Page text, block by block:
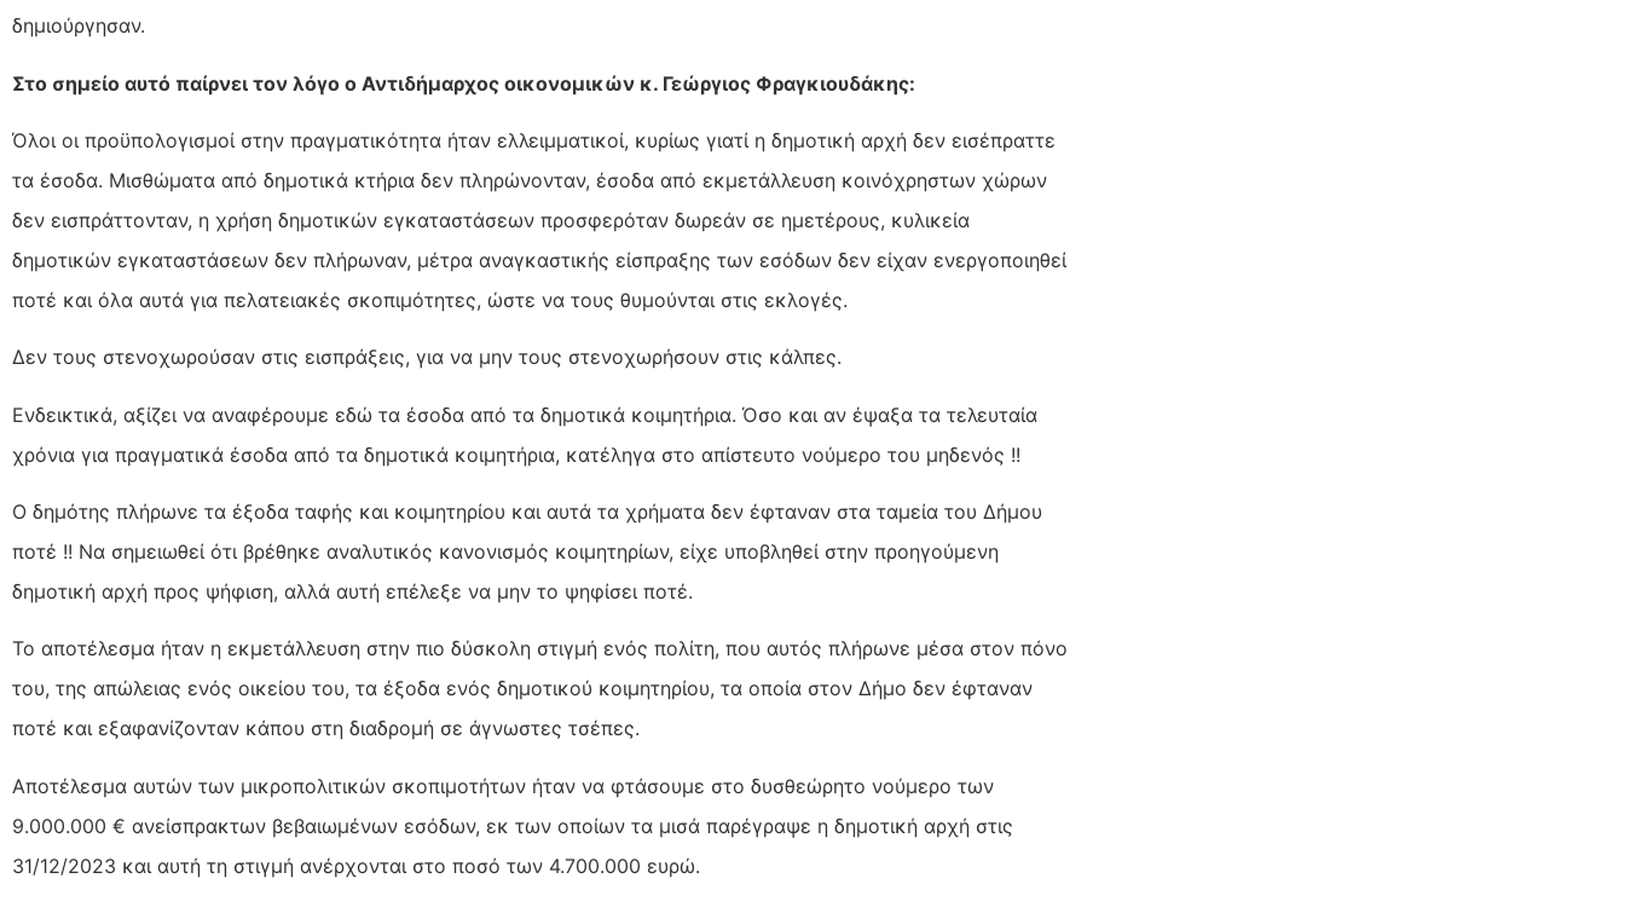
δημιούργησαν.
Στο σημείο αυτό παίρνει τον λόγο ο Αντιδήμαρχος οικονομικών κ. Γεώργιος Φραγκιουδάκης:
Όλοι οι προϋπολογισμοί στην πραγματικότητα ήταν ελλειμματικοί, κυρίως γιατί η δημοτική αρχή δεν εισέπραττε
τα έσοδα. Μισθώματα από δημοτικά κτήρια δεν πληρώνονταν, έσοδα από εκμετάλλευση κοινόχρηστων χώρων
δεν εισπράττονταν, η χρήση δημοτικών εγκαταστάσεων προσφερόταν δωρεάν σε ημετέρους, κυλικεία
δημοτικών εγκαταστάσεων δεν πλήρωναν, μέτρα αναγκαστικής είσπραξης των εσόδων δεν είχαν ενεργοποιηθεί
ποτέ και όλα αυτά για πελατειακές σκοπιμότητες, ώστε να τους θυμούνται στις εκλογές.
Δεν τους στενοχωρούσαν στις εισπράξεις, για να μην τους στενοχωρήσουν στις κάλπες.
Ενδεικτικά, αξίζει να αναφέρουμε εδώ τα έσοδα από τα δημοτικά κοιμητήρια. Όσο και αν έψαξα τα τελευταία
χρόνια για πραγματικά έσοδα από τα δημοτικά κοιμητήρια, κατέληγα στο απίστευτο νούμερο του μηδενός !!
Ο δημότης πλήρωνε τα έξοδα ταφής και κοιμητηρίου και αυτά τα χρήματα δεν έφταναν στα ταμεία του Δήμου
ποτέ !! Να σημειωθεί ότι βρέθηκε αναλυτικός κανονισμός κοιμητηρίων, είχε υποβληθεί στην προηγούμενη
δημοτική αρχή προς ψήφιση, αλλά αυτή επέλεξε να μην το ψηφίσει ποτέ.
Το αποτέλεσμα ήταν η εκμετάλλευση στην πιο δύσκολη στιγμή ενός πολίτη, που αυτός πλήρωνε μέσα στον πόνο
του, της απώλειας ενός οικείου του, τα έξοδα ενός δημοτικού κοιμητηρίου, τα οποία στον Δήμο δεν έφταναν
ποτέ και εξαφανίζονταν κάπου στη διαδρομή σε άγνωστες τσέπες.
Αποτέλεσμα αυτών των μικροπολιτικών σκοπιμοτήτων ήταν να φτάσουμε στο δυσθεώρητο νούμερο των
9.000.000 € ανείσπρακτων βεβαιωμένων εσόδων, εκ των οποίων τα μισά παρέγραψε η δημοτική αρχή στις
31/12/2023 και αυτή τη στιγμή ανέρχονται στο ποσό των 4.700.000 ευρώ.